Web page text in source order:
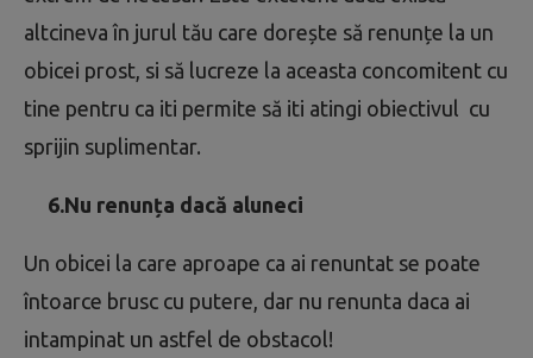
altcineva în jurul tău care dorește să renunțe la un
obicei prost, si să lucreze la aceasta concomitent cu
tine pentru ca iti permite să iti atingi obiectivul cu
sprijin suplimentar.
6.Nu renunța dacă aluneci
Un obicei la care aproape ca ai renuntat se poate
întoarce brusc cu putere, dar nu renunta daca ai
intampinat un astfel de obstacol!